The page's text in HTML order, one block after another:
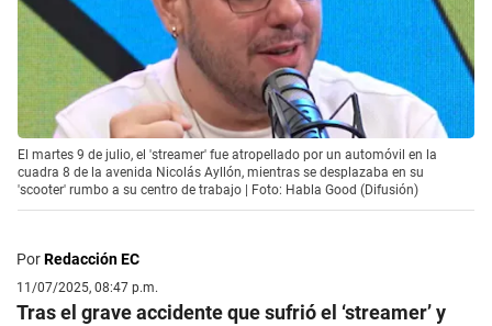
El martes 9 de julio, el 'streamer' fue atropellado por un automóvil en la
cuadra 8 de la avenida Nicolás Ayllón, mientras se desplazaba en su
'scooter' rumbo a su centro de trabajo | Foto: Habla Good (Difusión)
PorRedacción EC
11/07/2025, 08:47 p.m.
Tras el grave accidente que sufrió el ‘streamer’ y